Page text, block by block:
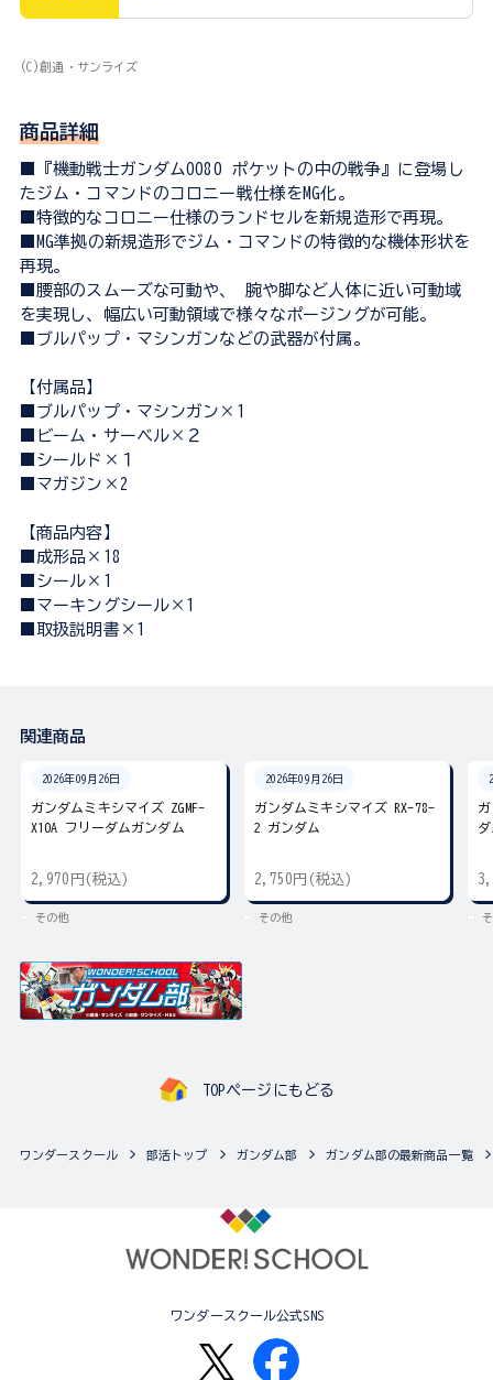
(C)創通・サンライズ
商品詳細
■『機動戦士ガンダム0080 ポケットの中の戦争』に登場し
たジム・コマンドのコロニー戦仕様をMG化。
■特徴的なコロニー仕様のランドセルを新規造形で再現。
■MG準拠の新規造形でジム・コマンドの特徴的な機体形状を
再現。
■腰部のスムーズな可動や、 腕や脚など人体に近い可動域
を実現し、幅広い可動領域で様々なポージングが可能。
■ブルパップ・マシンガンなどの武器が付属。
【付属品】
■ブルパップ・マシンガン×1
■ビーム・サーベル×２
■シールド×１
■マガジン×2
【商品内容】
■成形品×18
■シール×1
■マーキングシール×1
■取扱説明書×1
関連商品
2026年09月26日
ガンダムミキシマイズ ZGMF-
X10A フリーダムガンダム
2,970円(税込)
その他
2026年09月26日
ガンダムミキシマイズ RX-78-
2 ガンダム
2,750円(税込)
その他
TOPページにもどる
ワンダースクール 部活トップ ガンダム部 ガンダム部の最新商品一覧
ワンダースクール公式SNS